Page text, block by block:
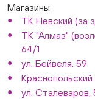
Магазины
ТК Невский (за
ТК "Алмаз"
64/1
ул. Бейвеля, 59
ул.